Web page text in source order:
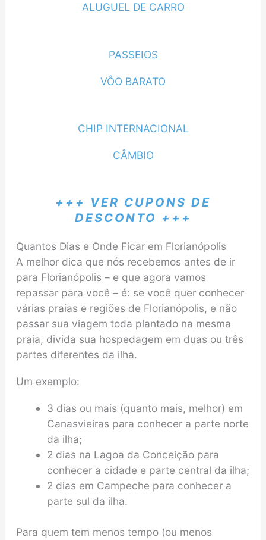
ALUGUEL DE CARRO
PASSEIOS
VÔO BARATO
CHIP INTERNACIONAL
CÂMBIO
+++ VER CUPONS DE
DESCONTO +++
Quantos Dias e Onde Ficar em Florianópolis
A melhor dica que nós recebemos antes de ir
para Florianópolis – e que agora vamos
repassar para você – é: se você quer conhecer
várias praias e regiões de Florianópolis, e não
passar sua viagem toda plantado na mesma
praia, divida sua hospedagem em duas ou três
partes diferentes da ilha.
Um exemplo:
3 dias ou mais (quanto mais, melhor) em
Canasvieiras para conhecer a parte norte
da ilha;
2 dias na Lagoa da Conceição para
conhecer a cidade e parte central da ilha;
2 dias em Campeche para conhecer a
parte sul da ilha.
Para quem tem menos tempo (ou menos